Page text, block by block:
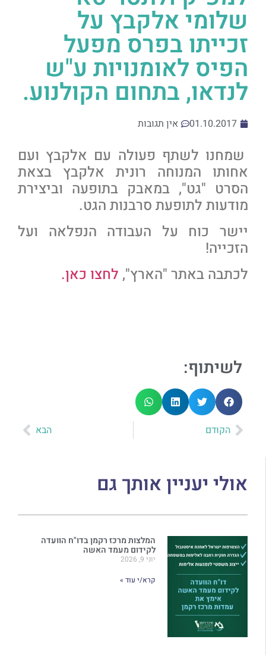
שלומי אלקבץ על
זכייתו בפרס מפעל
הפיס לאומנויות ע"ש
לנדאו, בתחום הקולנוע.
01.10.2017 אין תגובות
שמחנו לשתף פעולה עם אלקבץ ועם
אחותו המנוחה רונית אלקבץ בצאת
הסרט "גט", במאבק בתופעה וביצירת
מודעות לתופעת סרבנות הגט.
יישר כוח על העבודה הנפלאה ועל
הזכייה!
לכתבה באתר "הארץ", לחצו כאן.
לשיתוף:
הקודם הבא
אולי יעניין אותך גם
המלצות מרכז רקמן בדו"ח הוועדה
לקידום מעמד האשה
יוני 9, 2026
קרא/י עוד »